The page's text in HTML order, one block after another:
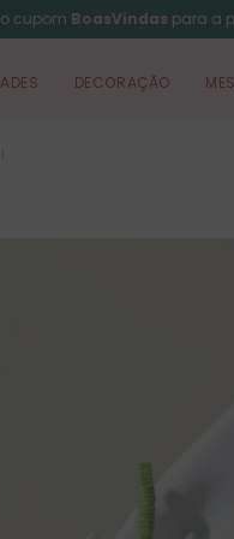
cupomBoasVindaspara a
DECORAÇÃO